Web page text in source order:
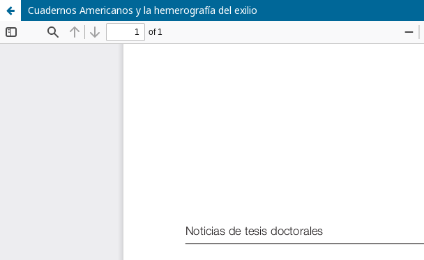
Cuadernos Americanos y la hemerografía del exilio